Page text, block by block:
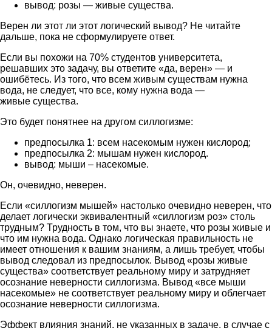
вывод: розы — живые существа.
Верен ли этот ли этот логический вывод? Не читайте
дальше, пока не сформулируете ответ.
Если вы похожи на 70% студентов университета,
решавших это задачу, вы ответите «да, верен» — и
ошибётесь. Из того, что всем живым существам нужна
вода, не следует, что все, кому нужна вода —
живые существа.
Это будет понятнее на другом силлогизме:
предпосылка 1: всем насекомым нужен кислород;
предпосылка 2: мышам нужен кислород.
вывод: мыши – насекомые.
Он, очевидно, неверен.
Если «силлогизм мышей» настолько очевидно неверен, что
делает логически эквивалентный «силлогизм роз» столь
трудным? Трудность в том, что вы знаете, что розы живые и
что им нужна вода. Однако логическая правильность не
имеет отношения к вашим знаниям, а лишь требует, чтобы
вывод следовал из предпосылок. Вывод «розы живые
существа» соответствует реальному миру и затрудняет
осознание неверности силлогизма. Вывод «все мыши
насекомые» не соответствует реальному миру и облегчает
осознание неверности силлогизма.
Эффект влияния знаний, не указанных в задаче, в случае с